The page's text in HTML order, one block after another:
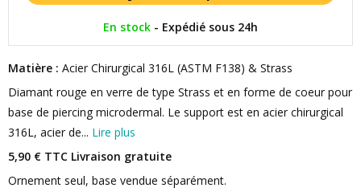
En stock - Expédié sous 24h
Matière : Acier Chirurgical 316L (ASTM F138) & Strass
Diamant rouge en verre de type Strass et en forme de coeur pour
base de piercing microdermal. Le support est en acier chirurgical
316L, acier de... Lire plus
5,90 € TTC Livraison gratuite
Ornement seul, base vendue séparément.